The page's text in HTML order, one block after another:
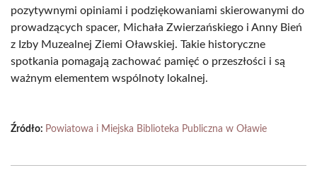
pozytywnymi opiniami i podziękowaniami skierowanymi do
prowadzących spacer, Michała Zwierzańskiego i Anny Bień
z Izby Muzealnej Ziemi Oławskiej. Takie historyczne
spotkania pomagają zachować pamięć o przeszłości i są
ważnym elementem wspólnoty lokalnej.
Źródło: Powiatowa i Miejska Biblioteka Publiczna w Oławie